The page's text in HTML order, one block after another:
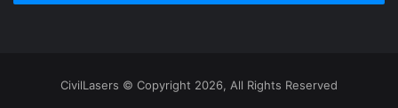
CivilLasers © Copyright 2026, All Rights Reserved